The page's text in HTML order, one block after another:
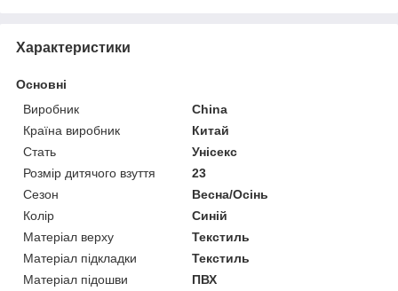
Характеристики
Основні
Виробник
China
Країна виробник
Китай
Стать
Унісекс
Розмір дитячого взуття
23
Сезон
Весна/Осінь
Колір
Синій
Матеріал верху
Текстиль
Матеріал підкладки
Текстиль
Матеріал підошви
ПВХ